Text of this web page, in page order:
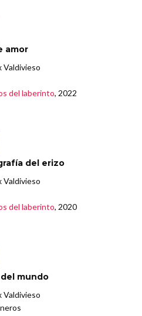
amor
Valdivieso
del laberinto, 2022
del erizo
Valdivieso
del laberinto, 2020
mundo
Valdivieso